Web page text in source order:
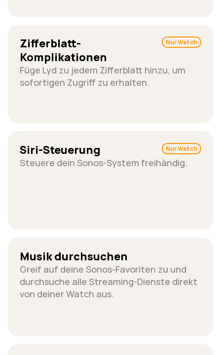
Nur Watch
Zifferblatt-
Komplikationen
Füge Lyd zu jedem Zifferblatt hinzu, um
sofortigen Zugriff zu erhalten.
Nur Watch
Siri-Steuerung
Steuere dein Sonos-System freihändig.
Musik durchsuchen
Greif auf deine Sonos-Favoriten zu und
durchsuche alle Streaming-Dienste direkt
von deiner Watch aus.